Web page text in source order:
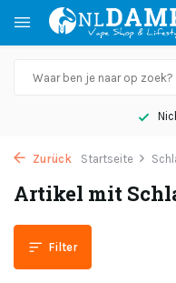
Zurück Startseite
Artikel mit
Filter